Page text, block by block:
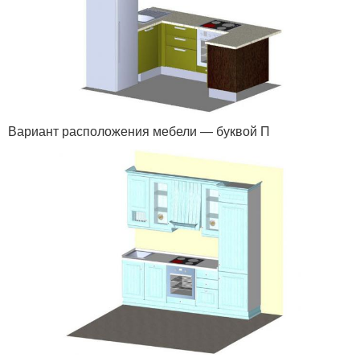
Вариант расположения мебели — буквой П